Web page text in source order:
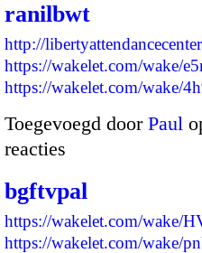
ranilbwt
http://
https://wakelet.com/wake/
https://wakelet.com/wake/
Toegevoegd door Paul
reacties
bgftvpal
https://wakelet.com/wake/
https://wakelet.com/wake/